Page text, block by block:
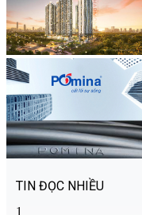
TIN ĐỌC NHIỀU
1